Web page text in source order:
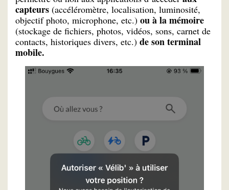
capteurs (accéléromètre, localisation, luminosité,
objectif photo, microphone, etc.) ou à la mémoire
(stockage de fichiers, photos, vidéos, sons, carnet de
contacts, historiques divers, etc.) de son terminal
mobile.